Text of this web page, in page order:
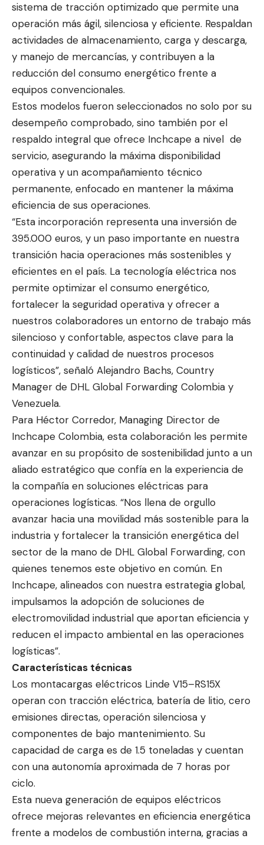
sistema de tracción optimizado que permite una
operación más ágil, silenciosa y eficiente. Respaldan
actividades de almacenamiento, carga y descarga,
y manejo de mercancías, y contribuyen a la
reducción del consumo energético frente a
equipos convencionales.
Estos modelos fueron seleccionados no solo por su
desempeño comprobado, sino también por el
respaldo integral que ofrece Inchcape a nivel de
servicio, asegurando la máxima disponibilidad
operativa y un acompañamiento técnico
permanente, enfocado en mantener la máxima
eficiencia de sus operaciones.
“Esta incorporación representa una inversión de
395.000 euros, y un paso importante en nuestra
transición hacia operaciones más sostenibles y
eficientes en el país. La tecnología eléctrica nos
permite optimizar el consumo energético,
fortalecer la seguridad operativa y ofrecer a
nuestros colaboradores un entorno de trabajo más
silencioso y confortable, aspectos clave para la
continuidad y calidad de nuestros procesos
logísticos”, señaló Alejandro Bachs, Country
Manager de DHL Global Forwarding Colombia y
Venezuela.
Para Héctor Corredor, Managing Director de
Inchcape Colombia, esta colaboración les permite
avanzar en su propósito de sostenibilidad junto a un
aliado estratégico que confía en la experiencia de
la compañía en soluciones eléctricas para
operaciones logísticas. “Nos llena de orgullo
avanzar hacia una movilidad más sostenible para la
industria y fortalecer la transición energética del
sector de la mano de DHL Global Forwarding, con
quienes tenemos este objetivo en común. En
Inchcape, alineados con nuestra estrategia global,
impulsamos la adopción de soluciones de
electromovilidad industrial que aportan eficiencia y
reducen el impacto ambiental en las operaciones
logísticas”.
Características técnicas
Los montacargas eléctricos Linde V15–RS15X
operan con tracción eléctrica, batería de litio, cero
emisiones directas, operación silenciosa y
componentes de bajo mantenimiento. Su
capacidad de carga es de 1.5 toneladas y cuentan
con una autonomía aproximada de 7 horas por
ciclo.
Esta nueva generación de equipos eléctricos
ofrece mejoras relevantes en eficiencia energética
frente a modelos de combustión interna, gracias a